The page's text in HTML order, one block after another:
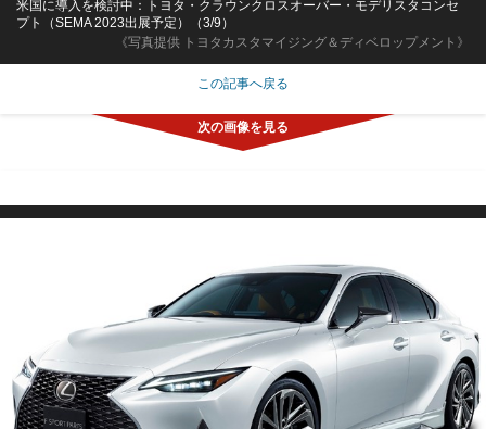
《写真提供 トヨタカスタマイジング＆ディベロップメント》
米国に導入を検討中：トヨタ・クラウンクロスオーバー・モデリスタコンセ
プト（SEMA 2023出展予定）（3/9）
この記事へ戻る